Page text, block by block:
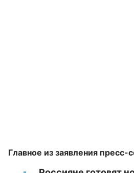
Главное из заявления пресс-